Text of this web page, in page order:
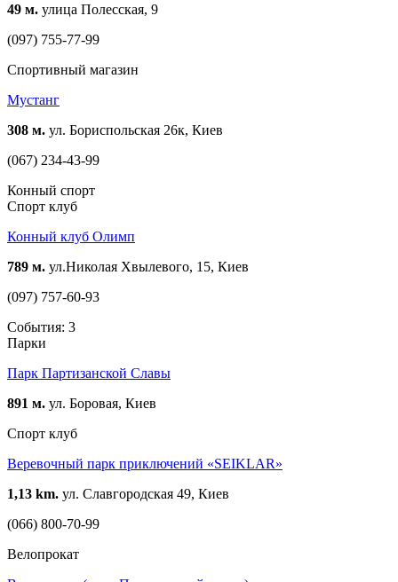
49 м. улица Полесская, 9
(097) 755-77-99
Спортивный магазин
Мустанг
308 м. ул. Бориспольская 26к, Киев
(067) 234-43-99
Конный спорт
Спорт клуб
Конный клуб Олимп
789 м. ул.Николая Хвылевого, 15, Киев
(097) 757-60-93
События: 3
Парки
Парк Партизанской Славы
891 м. ул. Боровая, Киев
Спорт клуб
Веревочный парк приключений «SEIKLAR»
1,13 km. ул. Славгородская 49, Киев
(066) 800-70-99
Велопрокат